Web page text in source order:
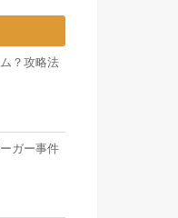
？攻略法
ガー事件